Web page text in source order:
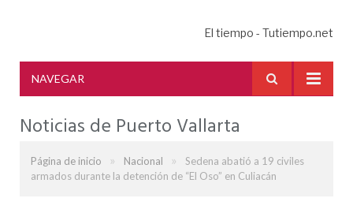
El tiempo - Tutiempo.net
NAVEGAR
Noticias de Puerto Vallarta
Página de inicio » Nacional »
Sedena abatió a 19 civiles
armados durante la detención de “El Oso” en Culiacán